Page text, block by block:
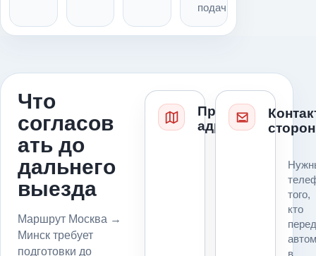
подачи
Что
согласов
ать до
дальнего
выезда
Маршрут Москва →
Минск требует
подготовки до
Проверка
адресов
сторон
того,
кто
в